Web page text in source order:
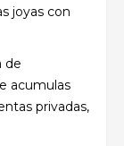
joyas con
de
acumulas
privadas,